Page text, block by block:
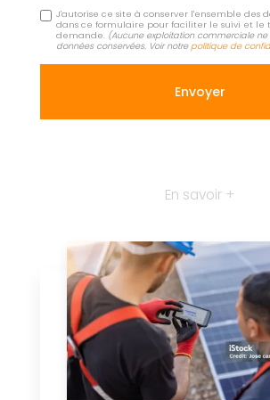
J'autorise ce site à conserver l'ensemble des
dans ce formulaire pour faciliter le suivi et
demande. (Aucune exploitation commerciale
données conservées. Voir notrepolitique de
En savoir +